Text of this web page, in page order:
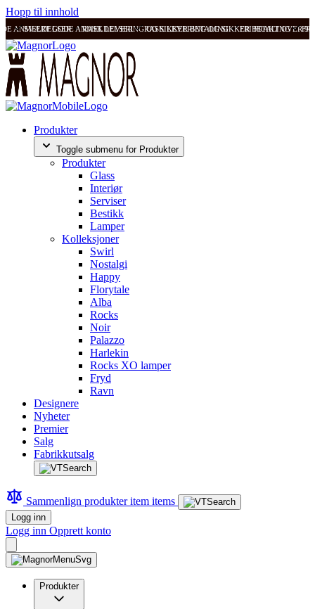
Hopp til innhold
ANMELDELSER RASK LEVERING OG SIKKER BETALING FRI FRAKT OVER
SVÆRT GODE ANMELDELSER RASK LEVERING OG SIKKER BETALING
Produkter
Toggle submenu for Produkter
Produkter
Glass
Interiør
Serviser
Bestikk
Lamper
Kolleksjoner
Swirl
Nostalgi
Happy
Florytale
Alba
Rocks
Noir
Palazzo
Harlekin
Rocks XO lamper
Fryd
Ravn
Designere
Nyheter
Premier
Salg
Fabrikkutsalg
Sammenlign produkteritem items
Logg inn
Logg inn Opprett konto
Produkter